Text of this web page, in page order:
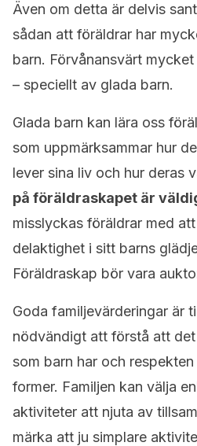
Även om detta är delvis
sådan att föräldrar har
barn. Förvånansvärt
– speciellt av glada barn.
Glada barn kan lära oss
som uppmärksammar hur
lever sina liv och hur deras
på föräldraskapet är
misslyckas föräldrar med
delaktighet i sitt barns
Föräldraskap bör vara
Goda familjevärderingar är
nödvändigt att förstå att
som barn har och
former. Familjen kan välja
aktiviteter att njuta av
märka att ju simplare